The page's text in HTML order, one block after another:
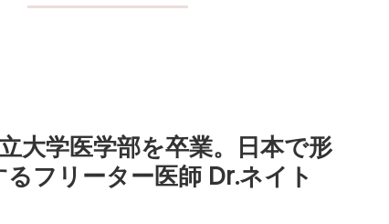
大学医学部を卒業。日本で形
フリーター医師 Dr.ネイト